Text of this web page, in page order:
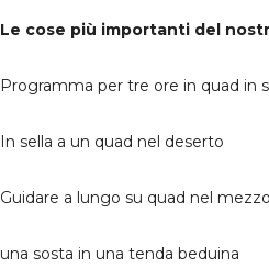
Le cose più importanti del
Programma per tre ore in quad in
In sella a un quad nel deserto
Guidare a lungo su quad nel
una sosta in una tenda beduina